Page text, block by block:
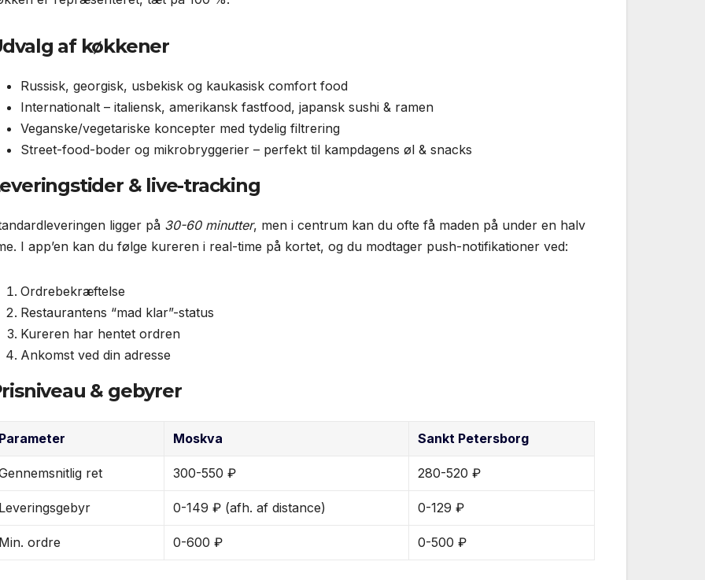
af køkkener
Russisk, georgisk, usbekisk og kaukasisk comfort food
Internationalt – italiensk, amerikansk fastfood, japansk sushi & ramen
Veganske/vegetariske koncepter med tydelig filtrering
Street-food-boder og mikrobryggerier – perfekt til kampdagens øl & snacks
& live-tracking
ligger på 30-60 minutter, men i centrum kan du ofte få maden på under en halv
I app’en kan du følge kureren i real-time på kortet, og du modtager push-notifikationer ved:
Ordrebekræftelse
Restaurantens “mad klar”-status
Kureren har hentet ordren
Ankomst ved din adresse
& gebyrer
Parameter Moskva Sankt Petersborg
ret 300-550 ₽ 280-520 ₽
Leveringsgebyr 0-149 ₽ (afh. af distance) 0-129 ₽
Min. ordre 0-600 ₽ 0-500 ₽